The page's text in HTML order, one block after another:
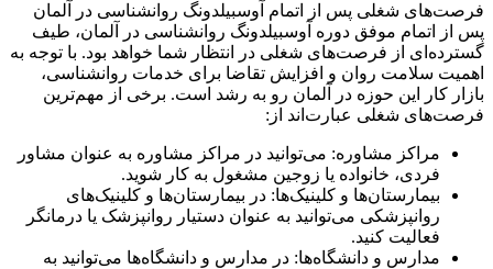
فرصت‌های شغلی پس از اتمام آوسبیلدونگ روانشناسی در آلمان
پس از اتمام موفق دوره آوسبیلدونگ روانشناسی در آلمان، طیف
گسترده‌ای از فرصت‌های شغلی در انتظار شما خواهد بود. با توجه به
اهمیت سلامت روان و افزایش تقاضا برای خدمات روانشناسی،
بازار کار این حوزه در آلمان رو به رشد است. برخی از مهم‌ترین
فرصت‌های شغلی عبارت‌اند از:
مراکز مشاوره: می‌توانید در مراکز مشاوره به عنوان مشاور
فردی، خانواده یا زوجین مشغول به کار شوید.
بیمارستان‌ها و کلینیک‌ها: در بیمارستان‌ها و کلینیک‌های
روانپزشکی می‌توانید به عنوان دستیار روانپزشک یا درمانگر
فعالیت کنید.
مدارس و دانشگاه‌ها: در مدارس و دانشگاه‌ها می‌توانید به